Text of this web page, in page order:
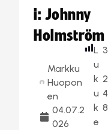
i: Johnny
Holmström
Markku
Huopon
en
04.07.2
026
L
u
k
u
k
e
3
2
4
8